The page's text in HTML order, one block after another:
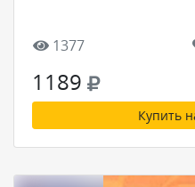
1377
1189
Купить